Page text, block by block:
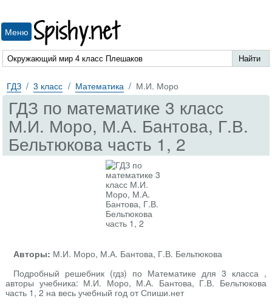
Меню Spishy.net
ГДЗ 3 класс Математика М.И. Моро
ГДЗ по математике 3 класс
М.И. Моро, М.А. Бантова, Г.В.
Бельтюкова часть 1, 2
Авторы: М.И. Моро, М.А. Бантова, Г.В. Бельтюкова
Подробный решебник (гдз) по Математике для 3 класса ,
авторы учебника: М.И. Моро, М.А. Бантова, Г.В. Бельтюкова
часть 1, 2 на весь учебный год от Спиши.нет